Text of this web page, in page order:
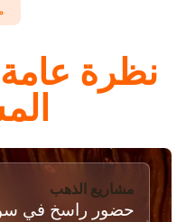
نظرة
مشاريع الذهب
حضور راسخ في